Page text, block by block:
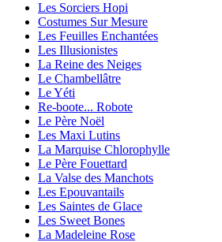
Les Sorciers Hopi
Costumes Sur Mesure
Les Feuilles Enchantées
Les Illusionistes
La Reine des Neiges
Le Chambellâtre
Le Yéti
Re-boote... Robote
Le Père Noël
Les Maxi Lutins
La Marquise Chlorophylle
Le Père Fouettard
La Valse des Manchots
Les Epouvantails
Les Saintes de Glace
Les Sweet Bones
La Madeleine Rose